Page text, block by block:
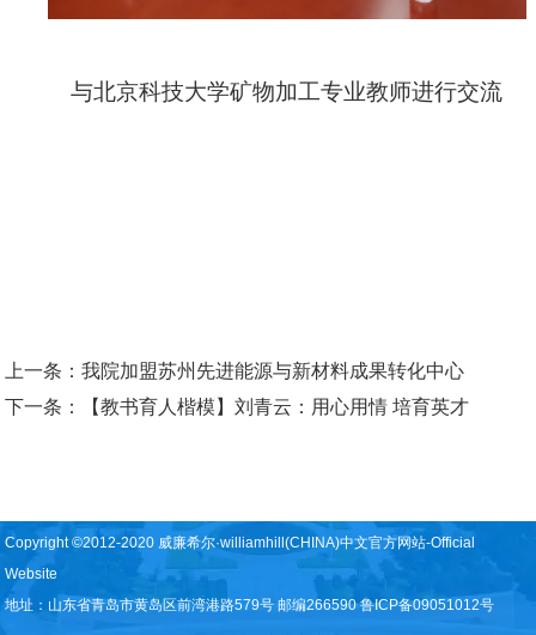
与北京科技大学矿物加工专业教师进行交流
上一条：我院加盟苏州先进能源与新材料成果转化中心
下一条：
【教书育人楷模】刘青云：用心用情 培育英才
Copyright ©2012-2020 威廉希尔·williamhill(CHINA)中文官方网站-Official
Website
地址：山东省青岛市黄岛区前湾港路579号 邮编266590 鲁ICP备09051012号